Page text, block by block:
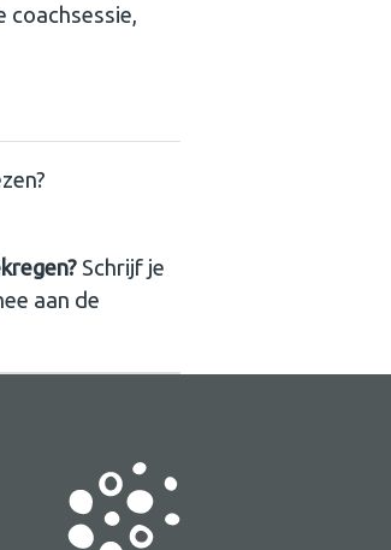
coachsessie,
Schrijf je
aan de